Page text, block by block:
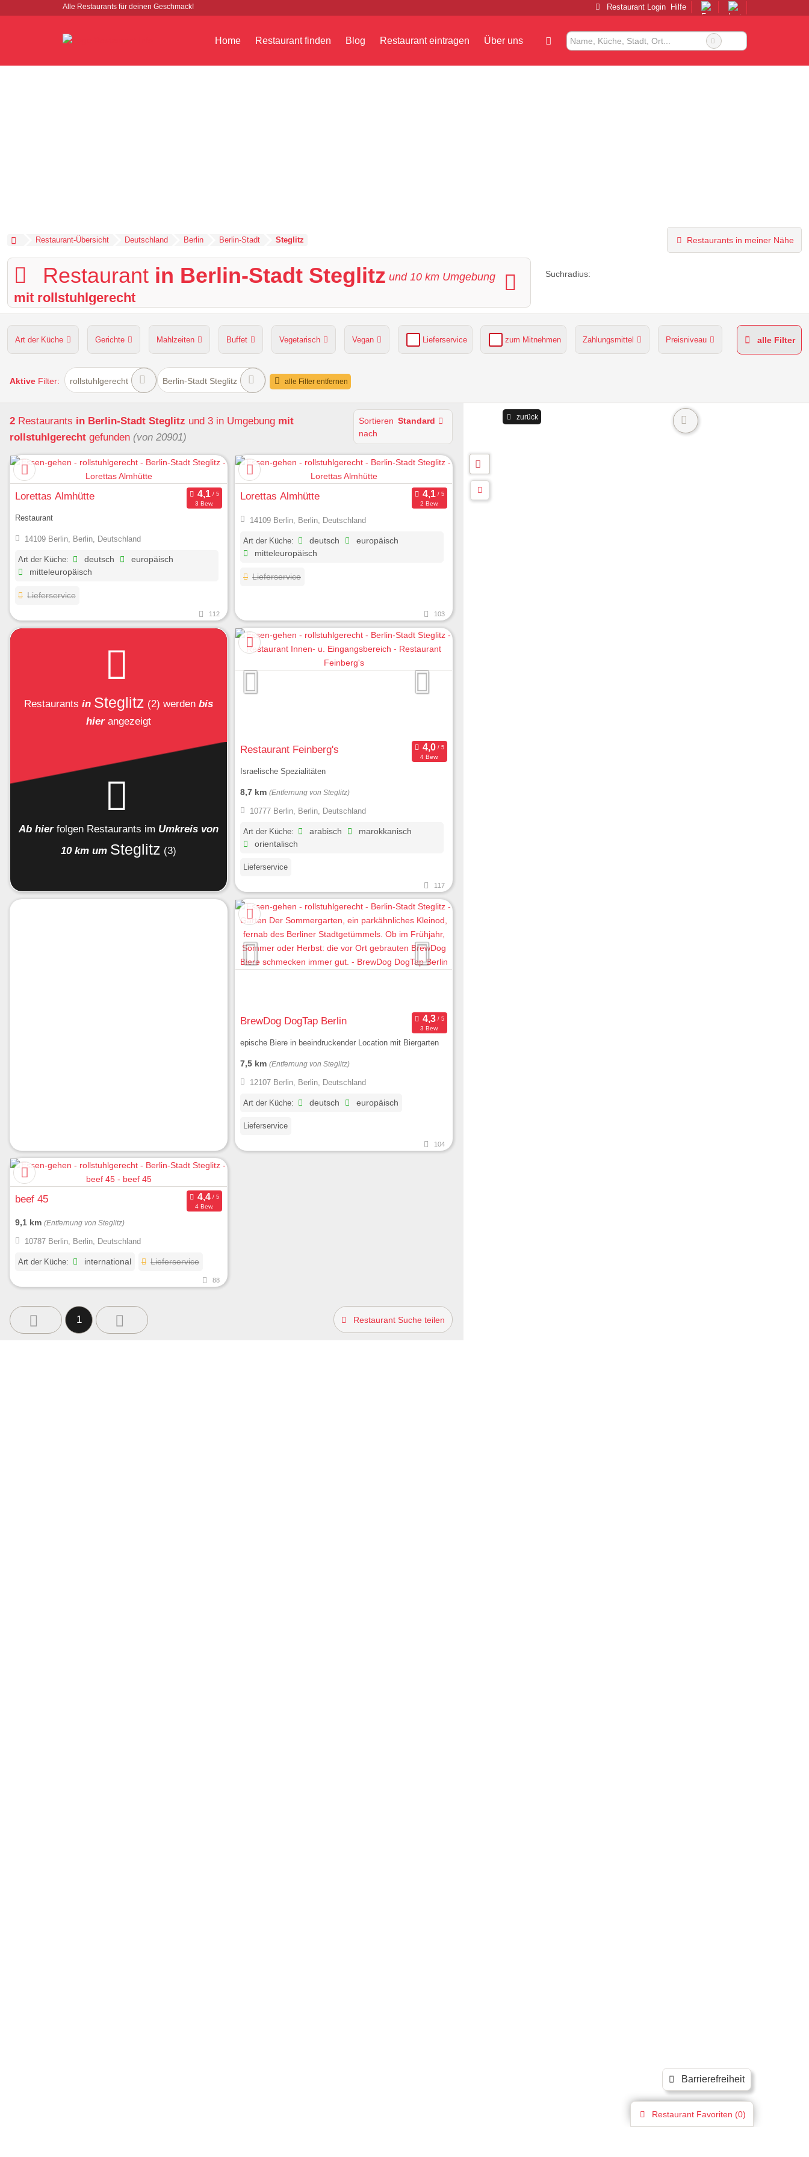
Alle Restaurants für deinen Geschmack!
Barrierefreiheit
Restaurant Login Hilfe
Home Restaurant finden Blog Restaurant eintragen Über uns
Restaurant-Übersicht Deutschland Berlin Berlin-Stadt Steglitz Restaurants in meiner Nähe
Restaurant in Berlin-Stadt Steglitz und 10 km Umgebung
mit rollstuhlgerecht
Suchradius:
Art der Küche Gerichte Mahlzeiten Buffet Vegetarisch Vegan Lieferservice zum Mitnehmen Zahlungsmittel Preisniveau
Hunde erlaubt Kapazität Sitzplätze im Freien grüner Gastgarten
alle Filter
Aktive Filter: rollstuhlgerecht Berlin-Stadt Steglitz alle Filter entfernen
2 Restaurants in Berlin-Stadt Steglitz und 3 in Umgebung mit
rollstuhlgerecht gefunden (von 20901)
Sortieren
nach
Standard
Lorettas Almhütte
3 Bew.
Restaurant
14109 Berlin, Berlin, Deutschland
Art der Küche: deutsch
europäisch
mitteleuropäisch
Lieferservice
112
Lorettas Almhütte
2 Bew.
14109 Berlin, Berlin, Deutschland
Art der Küche: deutsch
europäisch
mitteleuropäisch
Lieferservice
103
Restaurants in Steglitz (2) werden bis
hierangezeigt
Ab hier folgen Restaurants im Umkreis von
10 km um Steglitz (3)
Restaurant Feinberg's
4 Bew.
Israelische Spezialitäten
8,7 km (Entfernung von Steglitz)
10777 Berlin, Berlin, Deutschland
Art der Küche: arabisch
marokkanisch
orientalisch
Lieferservice
117
BrewDog DogTap Berlin
3 Bew.
epische Biere in beeindruckender Location mit Biergarten
7,5 km (Entfernung von Steglitz)
12107 Berlin, Berlin, Deutschland
Art der Küche: deutsch europäisch
Lieferservice
104
beef 45
4 Bew.
9,1 km (Entfernung von Steglitz)
10787 Berlin, Berlin, Deutschland
Art der Küche: international Lieferservice
88
1 Restaurant Suche teilen
Restaurant Favoriten (0)
zurück